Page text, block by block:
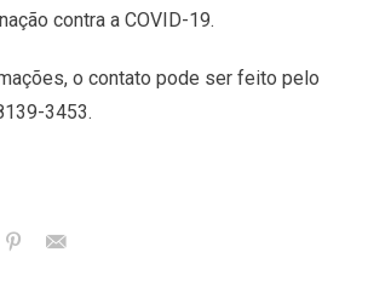
contra a COVID-19.
o contato pode ser feito pelo
3453.